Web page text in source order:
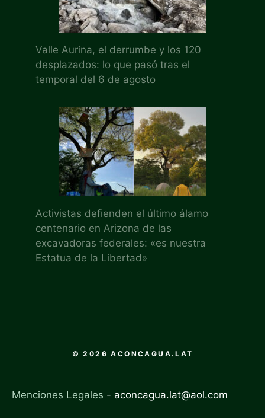
Valle Aurina, el derrumbe y los 120
desplazados: lo que pasó tras el
temporal del 6 de agosto
Activistas defienden el último álamo
centenario en Arizona de las
excavadoras federales: «es nuestra
Estatua de la Libertad»
© 2026 ACONCAGUA.LAT
Menciones Legales - aconcagua.lat@aol.com